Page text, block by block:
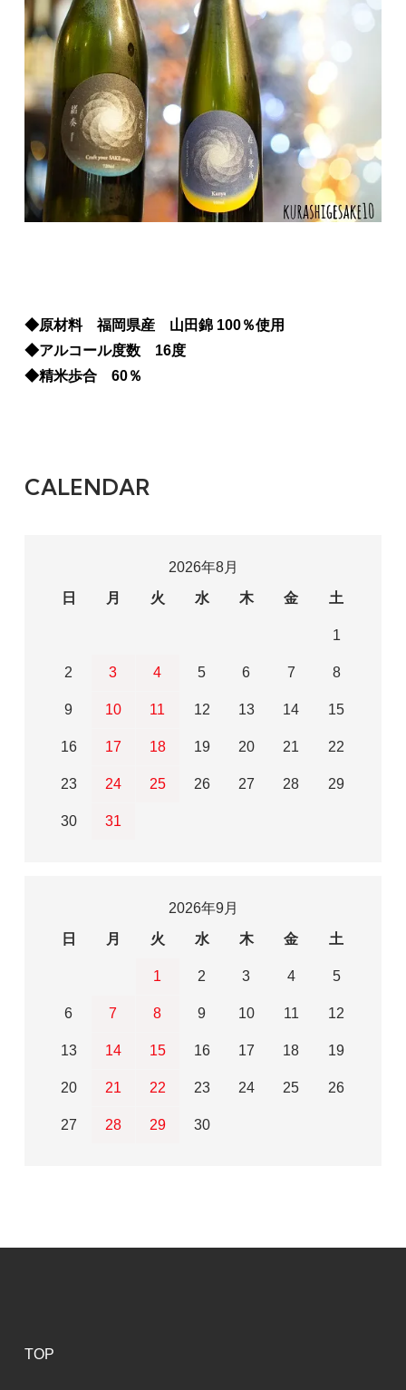
◆原材料 福岡県産 山田錦 100％使用
◆アルコール度数 16度
◆精米歩合 60％
CALENDAR
2026年8月
日
月 火 水 木 金 土
1
2 3 4 5 6 7 8
9 10 11 12 13 14 15
16 17 18 19 20 21 22
23 24 25 26 27 28 29
30 31
2026年9月
日
月 火 水 木 金 土
1 2 3 4 5
6 7 8 9 10 11 12
13 14 15 16 17 18 19
20 21 22 23 24 25 26
27 28 29 30
TOP